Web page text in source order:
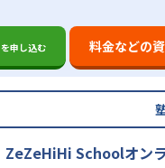
を申し込む 料金などの
ZeZeHiHi Schoolオン